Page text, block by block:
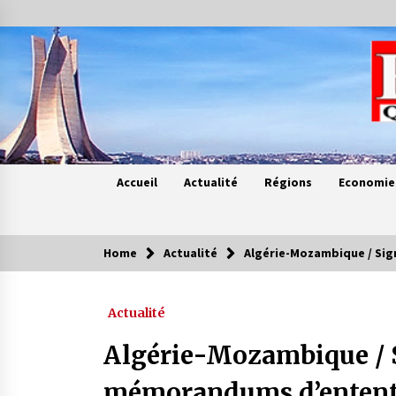
to
content
Accueil Actualité Régions Economie
Contes de chez nous
4 ans ago
Home Actualité Algérie-Mozambique /
Actualité
Algérie-Mozambique /